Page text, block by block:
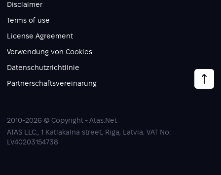
2010-2026 © Copyright - Atas.Net
ATAS LLC., 1 Katlakalna street, Riga, Latvia. VAT No:
LV40203154738
Disclaimer
Terms of use
License Agreement
Verwendung von Cookies
Datenschutzrichtlinie
Partnerschaftsvereinarung